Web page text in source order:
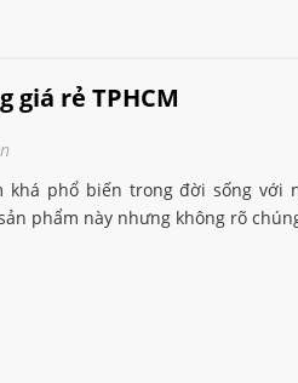
giá rẻ TPHCM
khá phổ biến trong đời sống với
phẩm này nhưng không rõ